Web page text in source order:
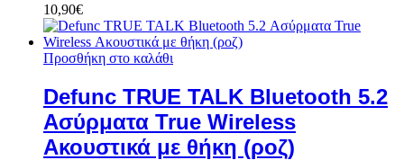
10,90€
Προσθήκη στο καλάθι
Defunc TRUE TALK Bluetooth 5.2
Ασύρματα True Wireless
Ακουστικά με θήκη (ροζ)